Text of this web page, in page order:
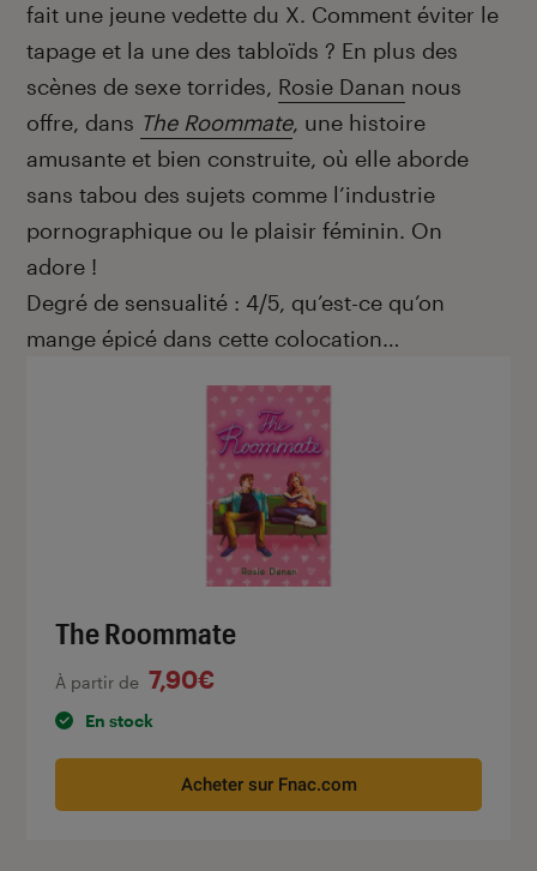
fait une jeune vedette du X. Comment éviter le
tapage et la une des tabloïds ? En plus des
scènes de sexe torrides, Rosie Danan nous
offre, dans The Roommate, une histoire
amusante et bien construite, où elle aborde
sans tabou des sujets comme l’industrie
pornographique ou le plaisir féminin. On
adore !
Degré de sensualité : 4/5, qu’est-ce qu’on
mange épicé dans cette colocation…
The Roommate
À partir de 7,90€
En stock
Acheter sur Fnac.com